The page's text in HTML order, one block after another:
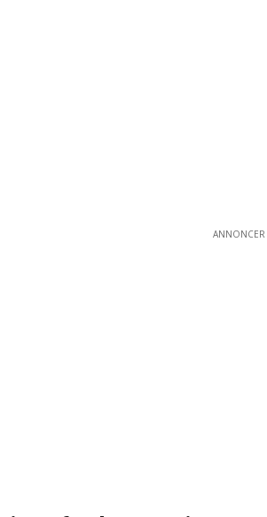
ANNONCER